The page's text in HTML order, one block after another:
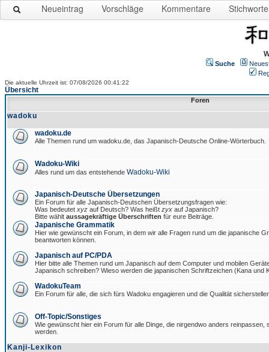
Neueintrag Vorschläge Kommentare Stichworte
Suche
Die aktuelle Uhrzeit ist: 07/08/2026 00:41:22
Übersicht
Foren
wadoku
wadoku.de
Alle Themen rund um wadoku.de, das Japanisch-Deutsche Online-Wörterbuch.
Wadoku-Wiki
Alles rund um das entstehende Wadoku-Wiki
Japanisch-Deutsche Übersetzungen
Ein Forum für alle Japanisch-Deutschen Übersetzungsfragen wie:
Was bedeutet xyz auf Deutsch? Was heißt zyx auf Japanisch?
Bitte wählt aussagekräftige Überschriften für eure Beiträge.
Japanische Grammatik
Hier wie gewünscht ein Forum, in dem wir alle Fragen rund um die japanische
beantworten können.
Japanisch auf PC/PDA
Hier bitte alle Themen rund um Japanisch auf dem Computer und mobilen
Japanisch schreiben? Wieso werden die japanischen Schriftzeichen (Kana und
WadokuTeam
Ein Forum für alle, die sich fürs Wadoku engagieren und die Qualität
Off-Topic/Sonstiges
Wie gewünscht hier ein Forum für alle Dinge, die nirgendwo anders reinpassen,
werden.
Kanji-Lexikon